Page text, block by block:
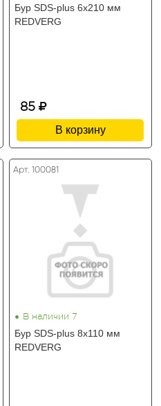
Бур SDS-plus 6х210 мм
REDVERG
85
В корзину
Арт. 100081
• В наличии 7
Бур SDS-plus 8х110 мм
REDVERG